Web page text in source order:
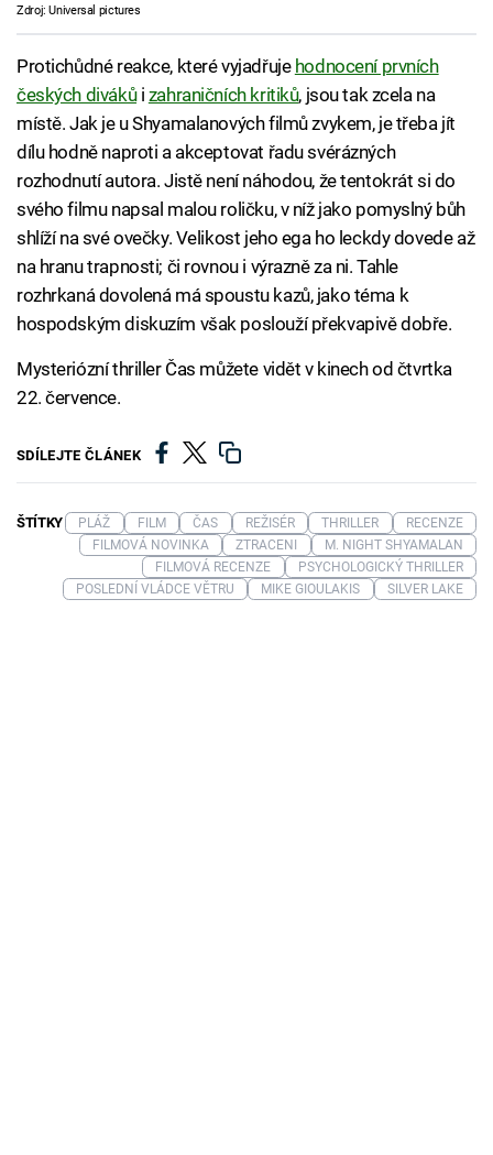
Zdroj: Universal pictures
Protichůdné reakce, které vyjadřuje hodnocení prvních
českých divákůi zahraničních kritiků, jsou tak zcela na
místě. Jak je u Shyamalanových filmů zvykem, je třeba jít
dílu hodně naproti a akceptovat řadu svérázných
rozhodnutí autora. Jistě není náhodou, že tentokrát si do
svého filmu napsal malou roličku, v níž jako pomyslný bůh
shlíží na své ovečky. Velikost jeho ega ho leckdy dovede až
na hranu trapnosti; či rovnou i výrazně za ni. Tahle
rozhrkaná dovolená má spoustu kazů, jako téma k
hospodským diskuzím však poslouží překvapivě dobře.
Mysteriózní thriller Čas můžete vidět v kinech od čtvrtka
22. července.
SDÍLEJTE ČLÁNEK
ŠTÍTKY PLÁŽ FILM ČAS REŽISÉR THRILLER
RECENZE
FILMOVÁ NOVINKA
ZTRACENI
M. NIGHT SHYAMALAN
FILMOVÁ RECENZE
PSYCHOLOGICKÝ THRILLER
POSLEDNÍ VLÁDCE VĚTRU
MIKE GIOULAKIS SILVER LAKE